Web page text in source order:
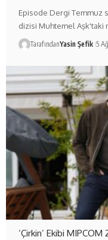
Episode Dergi Temmuz
dizisi Muhtemel Aşk'taki
TarafındanYasin Şefik 5
‘Çirkin’ Ekibi